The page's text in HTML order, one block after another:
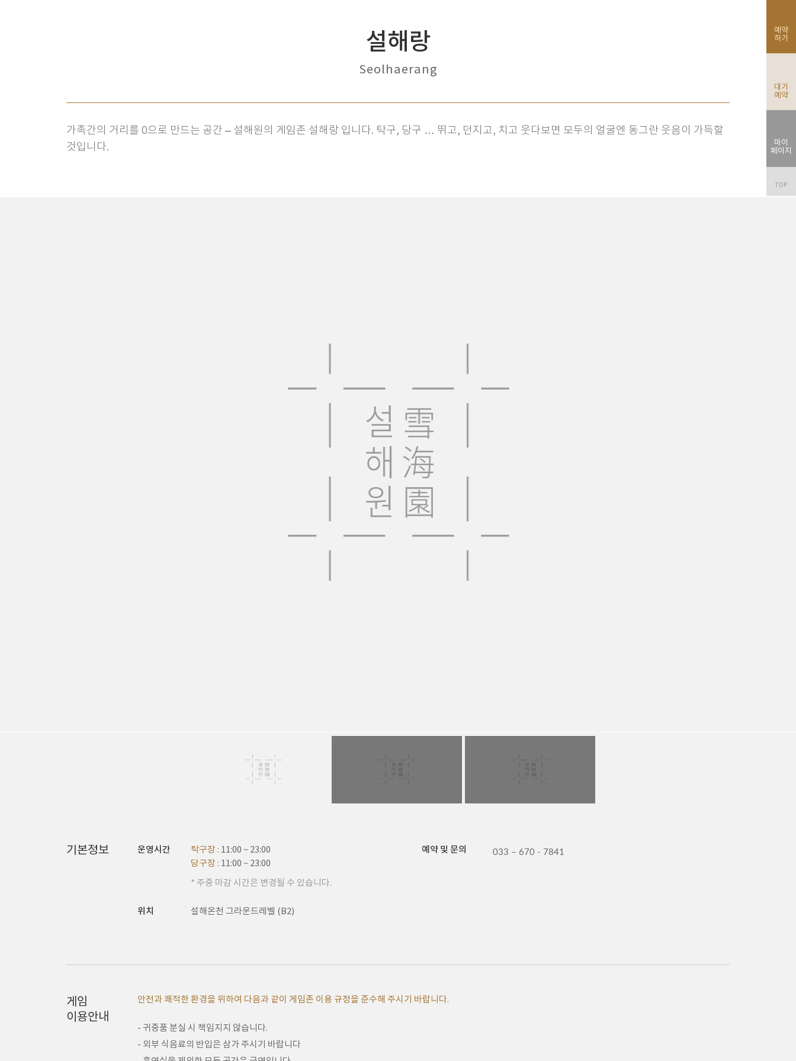
설해랑
Seolhaerang
가족간의 거리를 0으로 만드는 공간 – 설해원의 게임존 설해랑 입니다. 탁구, 당구 … 뛰고, 던지고, 치고 웃다보면 모두의 얼굴엔 동그란 웃음이 가득할
것입니다.
기본정보 운영시간 탁구장 : 11:00 ~ 23:00
당구장 : 11:00 ~ 23:00
* 주중 마감 시간은 변경될 수 있습니다.
예약 및 문의 033 – 670 - 7841
위치 설해온천 그라운드레벨 (B2)
게임
이용안내
안전과 쾌적한 환경을 위하여 다음과 같이 게임존 이용 규정을 준수해 주시기 바랍니다.
- 귀중품 분실 시 책임지지 않습니다.
- 외부 식음료의 반입은 삼가 주시기 바랍니다
예약
하기
대기
예약
마이
페이지
TOP